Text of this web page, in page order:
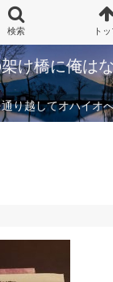
け橋に俺は
り越してオハイオ